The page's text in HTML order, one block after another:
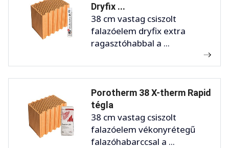
Dryfix ...
38 cm vastag csiszolt
falazóelem dryfix extra
ragasztóhabbal a ...
Porotherm 38 X-therm Rapid
tégla
38 cm vastag csiszolt
falazóelem vékonyrétegű
falazóhabarccsal a ...